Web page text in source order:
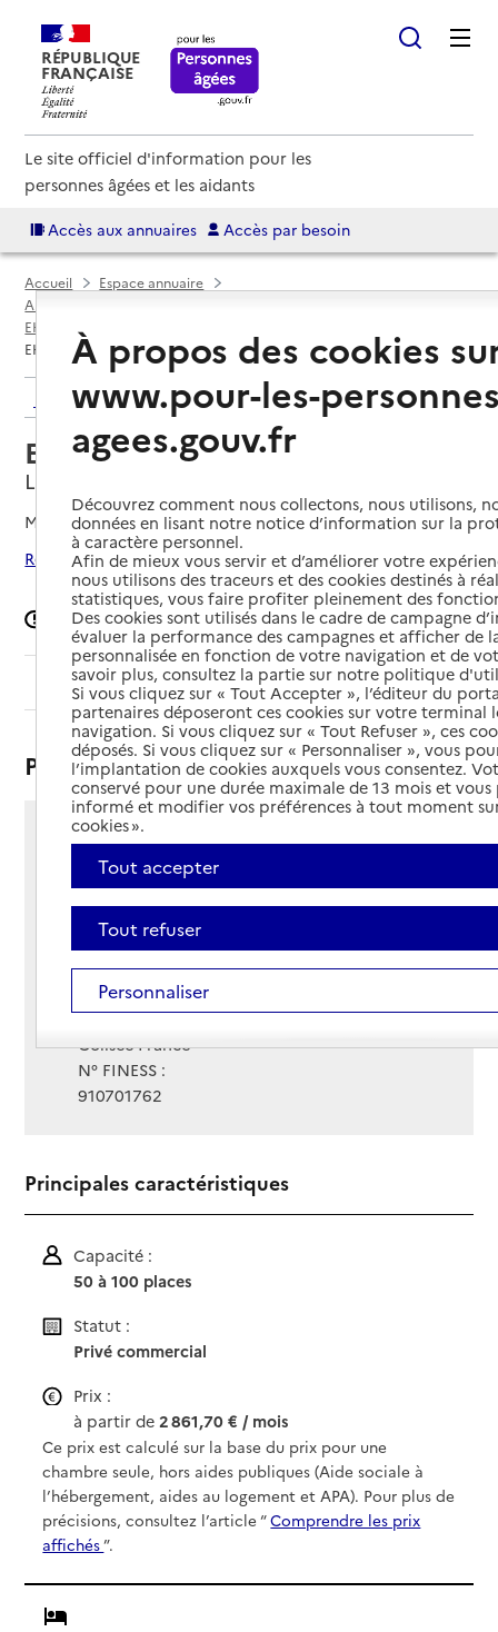
RÉPUBLIQUE
FRANÇAISE
Le site officiel d'information pour les
personnes âgées et les aidants
Accès aux annuaires Accès par besoin
Accueil
Espace annuaire
Annuaire EHPAD et maisons de retraite
EHPAD par département
EHPAD Ermitage
Retour aux résultats de l'annuaire
EHPAD Ermitage
Longjumeau, ESSONNE
Mis à jour le06/02/2025
Rechercher les établissements autour de Longjumeau
Signaler une erreur
Sommaire
Présentation
2 rue Daniel Mayer
91160 - Longjumeau
Voir itinéraire
01 69 79 29 00
Contact
Contact
Site Internet
Site internet
Gestionnaire :
Colisée France
N° FINESS :
910701762
Principales caractéristiques
Capacité :
50 à 100 places
Statut :
Privé commercial
Prix :
à partir de2 861,70 € / mois
Ce prix est calculé sur la base du prix pour une
chambre seule, hors aides publiques (Aide sociale à
l’hébergement, aides au logement et APA). Pour plus de
précisions, consultez l’article “Comprendre les prix
affichés”.
À propos des cookies
www.pour-les-
agees.gouv.fr
Découvrez comment nous collectons, nous utilisons,
données en lisant notre notice d’information sur la
à caractère personnel.
Afin de mieux vous servir et d’améliorer votre
nous utilisons des traceurs et des cookies destinés à
statistiques, vous faire profiter pleinement des
Des cookies sont utilisés dans le cadre de campagne
évaluer la performance des campagnes et afficher de
personnalisée en fonction de votre navigation et de
savoir plus, consultez la partie sur notre politique
Si vous cliquez sur « Tout Accepter », l’éditeur du
partenaires déposeront ces cookies sur votre terminal
navigation. Si vous cliquez sur « Tout Refuser », ces
déposés. Si vous cliquez sur « Personnaliser », vous
l’implantation de cookies auxquels vous consentez.
conservé pour une durée maximale de 13 mois et
informé et modifier vos préférences à tout moment
cookies ».
Tout accepter
Tout refuser
Personnaliser